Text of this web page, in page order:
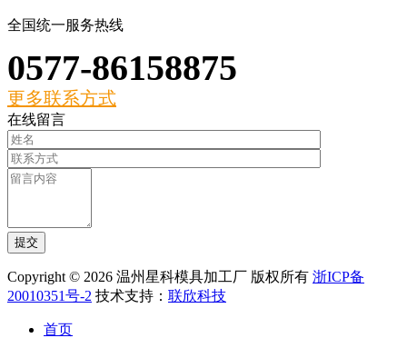
全国统一服务热线
0577-86158875
更多联系方式
在线留言
Copyright © 2026 温州星科模具加工厂 版权所有 浙ICP备
20010351号-2 技术支持： 联欣科技
首页